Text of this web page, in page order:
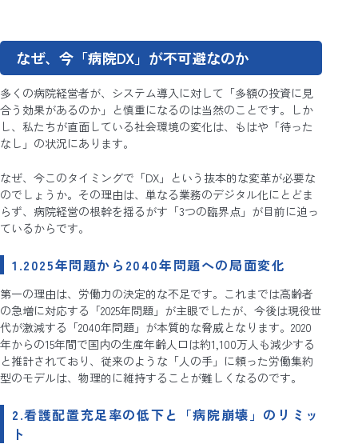
なぜ、今「病院DX」が不可避なのか
多くの病院経営者が、システム導入に対して「多額の投資に見
合う効果があるのか」と慎重になるのは当然のことです。しか
し、私たちが直面している社会環境の変化は、もはや「待った
なし」の状況にあります。
なぜ、今このタイミングで「DX」という抜本的な変革が必要な
のでしょうか。その理由は、単なる業務のデジタル化にとどま
らず、病院経営の根幹を揺るがす「3つの臨界点」が目前に迫っ
ているからです。
1.2025年問題から2040年問題への局面変化
第一の理由は、労働力の決定的な不足です。これまでは高齢者
の急増に対応する「2025年問題」が主眼でしたが、今後は現役世
代が激減する「2040年問題」が本質的な脅威となります。2020
年からの15年間で国内の生産年齢人口は約1,100万人も減少する
と推計されており、従来のような「人の手」に頼った労働集約
型のモデルは、物理的に維持することが難しくなるのです。
2.看護配置充足率の低下と「病院崩壊」のリミッ
ト